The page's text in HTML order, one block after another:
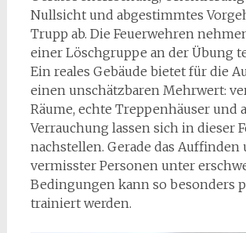
Nullsicht und abgestimmtes
Trupp ab. Die Feuerwehren
einer Löschgruppe an der Übung
Ein reales Gebäude bietet für die
einen unschätzbaren Mehrwert:
Räume, echte Treppenhäuser und
Verrauchung lassen sich in dieser
nachstellen. Gerade das Auffinden
vermisster Personen unter
Bedingungen kann so besonders
trainiert werden.